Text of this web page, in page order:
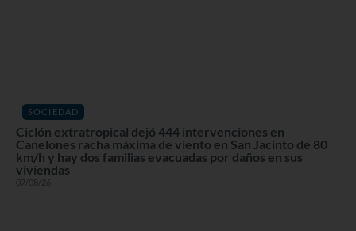
SOCIEDAD
Ciclón extratropical dejó 444 intervenciones en
Canelones racha máxima de viento en San Jacinto de 80
km/h y hay dos familias evacuadas por daños en sus
viviendas
07/08/26